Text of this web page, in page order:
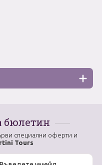
бюлетин
специални оферти и
Tours